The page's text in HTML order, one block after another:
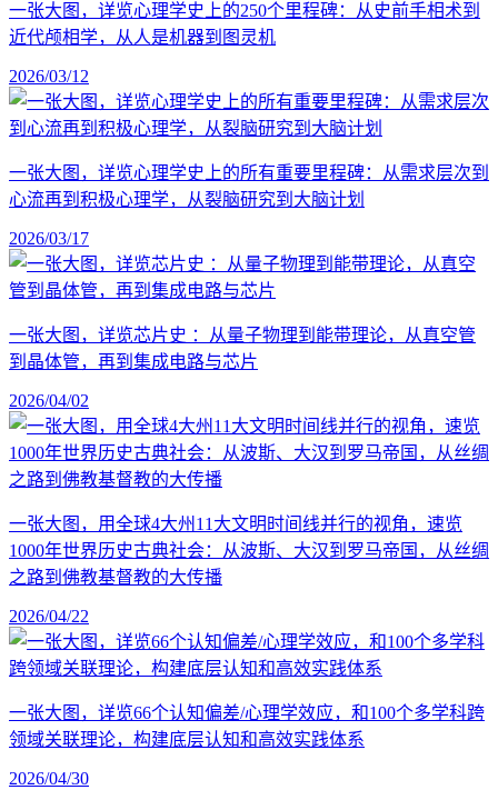
一张大图，详览心理学史上的250个里程碑：从史前手相术到
近代颅相学，从人是机器到图灵机
2026/03/12
一张大图，详览心理学史上的所有重要里程碑：从需求层次到
心流再到积极心理学，从裂脑研究到大脑计划
2026/03/17
一张大图，详览芯片史 ：从量子物理到能带理论，从真空管
到晶体管，再到集成电路与芯片
2026/04/02
一张大图，用全球4大州11大文明时间线并行的视角，速览
1000年世界历史古典社会：从波斯、大汉到罗马帝国，从丝绸
之路到佛教基督教的大传播
2026/04/22
一张大图，详览66个认知偏差/心理学效应，和100个多学科跨
领域关联理论，构建底层认知和高效实践体系
2026/04/30